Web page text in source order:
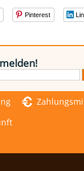
Pinterest